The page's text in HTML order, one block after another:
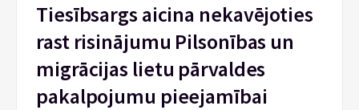
Tiesībsargs aicina nekavējoties
rast risinājumu Pilsonības un
migrācijas lietu pārvaldes
pakalpojumu pieejamībai